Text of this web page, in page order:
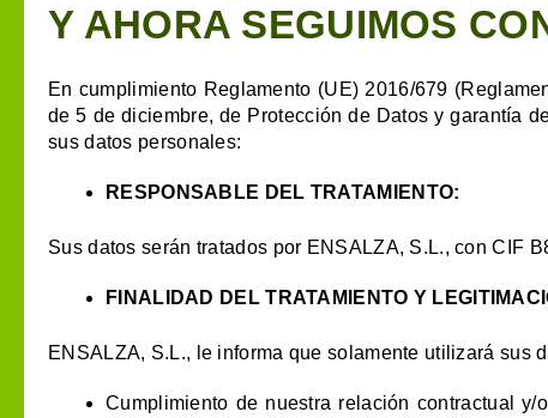
Y AHORA SEGUIMOS
En cumplimiento Reglamento (UE) 2016/679
de 5 de diciembre, de Protección de Datos y garantía
sus datos personales:
RESPONSABLE DEL TRATAMIENTO:
Sus datos serán tratados por ENSALZA, S.L., con CIF
FINALIDAD DEL TRATAMIENTO Y
ENSALZA, S.L., le informa que solamente utilizará sus
Cumplimiento de nuestra relación contractual